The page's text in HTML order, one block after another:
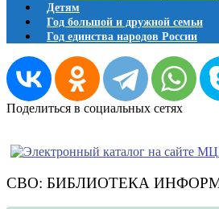
Детям
Год большой и дружной семьи
Год единства народов России
Поделиться в социальных сетях
СВО: БИБЛИОТЕКА